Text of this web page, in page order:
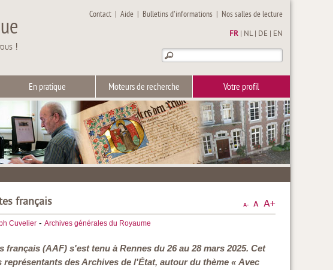
!
Contact |Aide | Bulletins d'informations | Nos salles de lecture
FR NL| DE EN
En pratique Moteurs de recherche Votre profil
français
Cuvelier - Archives générales du Royaume
(AAF) s'est tenu à Rennes du 26 au 28 mars 2025. Cet
des Archives de l'État, autour du thème « Avec